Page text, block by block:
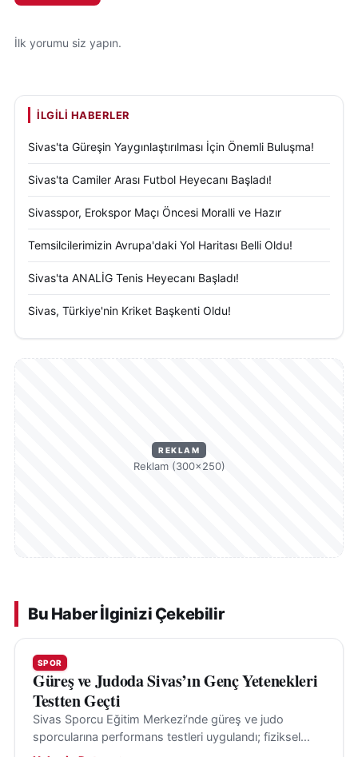
fiziksel hem zihinsel gelişimine katkı sunarken, aynı
programlar, gençlerin çok yönlü gelişimini önceleyen
bir yaklaşımın somut göstergesi olarak
değerlendiriliyor.
İlk yorumu siz yapın.
İLGILI HABERLER
Sivas'ta Güreşin Yaygınlaştırılması İçin Önemli Buluşma!
Sivas'ta Camiler Arası Futbol Heyecanı Başladı!
Sivasspor, Erokspor Maçı Öncesi Moralli ve Hazır
Temsilcilerimizin Avrupa'daki Yol Haritası Belli Oldu!
Sivas'ta ANALİG Tenis Heyecanı Başladı!
Sivas, Türkiye'nin Kriket Başkenti Oldu!
REKLAM
Reklam (300×250)
Bu Haber İlginizi Çekebilir
SPOR
Güreş ve Judoda Sivas’ın Genç Yetenekleri
Testten Geçti
Sivas Sporcu Eğitim Merkezi’nde güreş ve judo
sporcularına performans testleri uygulandı; fiziksel